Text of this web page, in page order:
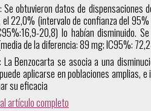
: Se obtuvieron datos de dispensaciones
22,0% (intervalo de confianza del
20,8) lo habían disminuido.
de la diferencia: 89 mg; IC95%:
: La Benzocarta se asocia a una
aplicarse en poblaciones amplias,
su eficacia
artículo completo